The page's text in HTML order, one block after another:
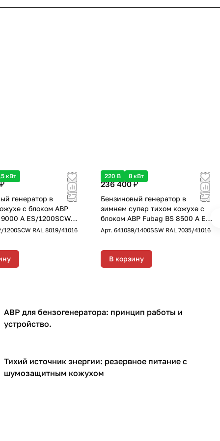
кВт
генератор в
с блоком АВР
A ES/1200SCW
с
1200SCW RAL 8019/41016
220 В 8 кВт
236 400 ₽
Бензиновый генератор в
зимнем супер тихом кожухе с
блоком АВР Fubag BS 8500 A ES
DUPLEX/1400SSW RAL 7035
Арт. 641089/1400SSW RAL 7035/41016
В корзину
Генераторы
АВР для бензогенератора: принцип работы и
устройство.
Кожухи для генераторов
Тихий источник энергии: резервное питание с
шумозащитным кожухом